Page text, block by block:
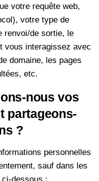
votre requête web,
votre type de
renvoi/de sortie, le
vous interagissez avec
domaine, les pages
etc.
nous vos
partageons-
?
personnelles
sauf dans les
dessous :